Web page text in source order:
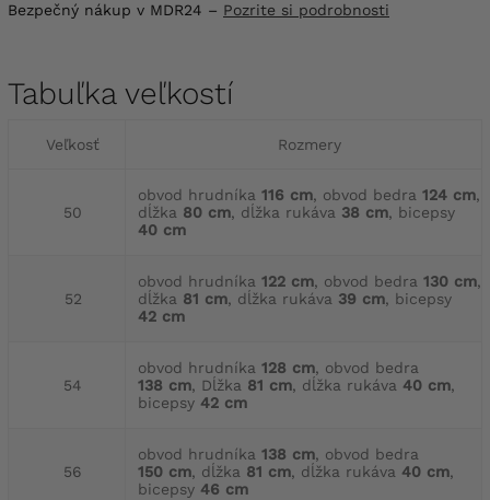
Bezpečný nákup v MDR24 – Pozrite si podrobnosti
Tabuľka veľkostí
Veľkosť Rozmery
50
obvod hrudníka 116 cm, obvod bedra 124 cm,
dĺžka 80 cm, dĺžka rukáva 38 cm, bicepsy
40 cm
52
obvod hrudníka 122 cm, obvod bedra 130 cm,
dĺžka 81 cm, dĺžka rukáva 39 cm, bicepsy
42 cm
54
obvod hrudníka 128 cm, obvod bedra
138 cm, Dĺžka 81 cm, dĺžka rukáva 40 cm,
bicepsy 42 cm
56
obvod hrudníka 138 cm, obvod bedra
150 cm, dĺžka 81 cm, dĺžka rukáva 40 cm,
bicepsy 46 cm